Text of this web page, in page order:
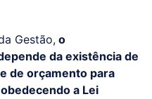
Gestão, o
da existência de
de orçamento para
a Lei